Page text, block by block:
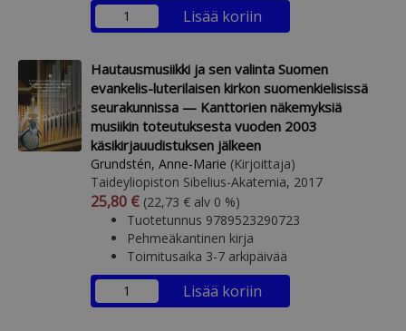
Lisää koriin
Hautausmusiikki ja sen valinta Suomen
evankelis-luterilaisen kirkon suomenkielisissä
seurakunnissa — Kanttorien näkemyksiä
musiikin toteutuksesta vuoden 2003
käsikirjauudistuksen jälkeen
Grundstén, Anne-Marie (Kirjoittaja)
Taideyliopiston Sibelius-Akatemia, 2017
Arvonlisäverollinen hinta
25,80 € Arvonlisäveroton hinta
(22,73 € alv 0 %)
Tuotetunnus 9789523290723
Pehmeäkantinen kirja
Toimitusaika 3-7 arkipäivää
Lisää koriin